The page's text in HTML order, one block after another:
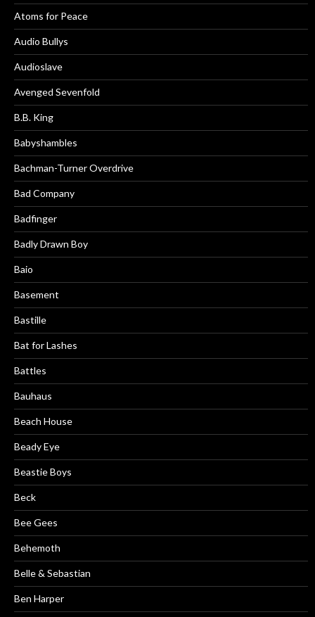
Atoms for Peace
Audio Bullys
Audioslave
Avenged Sevenfold
B.B. King
Babyshambles
Bachman-Turner Overdrive
Bad Company
Badfinger
Badly Drawn Boy
Baio
Basement
Bastille
Bat for Lashes
Battles
Bauhaus
Beach House
Beady Eye
Beastie Boys
Beck
Bee Gees
Behemoth
Belle & Sebastian
Ben Harper